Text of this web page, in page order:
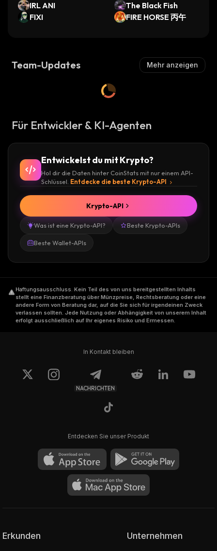
IRL ANI
The Black Fish
FIXI
FIRE HORSE 丙午
Team-Updates Mehr anzeigen
Für Entwickler & KI-Agenten
Entwickelst du mit Krypto?
Hol dir die Daten hinter CoinStats mit nur einem API-
Schlüssel. Entdecke die beste Krypto-API
Was ist eine Krypto-API? Beste Krypto-APIs
Beste Wallet-APIs
Krypto-API
Haftungsausschluss. Kein Teil des von uns bereitgestellten Inhalts
stellt eine Finanzberatung über Münzpreise, Rechtsberatung oder eine
andere Form von Beratung dar, auf die Sie sich für irgendeinen Zweck
verlassen sollten. Jede Nutzung oder Abhängigkeit von unserem Inhalt
erfolgt ausschließlich auf Ihr eigenes Risiko und Ermessen.
In Kontakt bleiben
NACHRICHTEN
Entdecken Sie unser Produkt
Erkunden Unternehmen